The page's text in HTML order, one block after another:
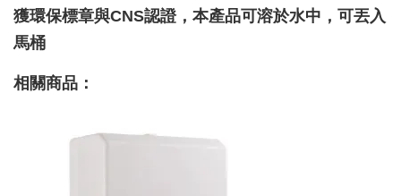
獲環保標章與CNS認證，本產品可溶於水中，可丟入
馬桶
相關商品：